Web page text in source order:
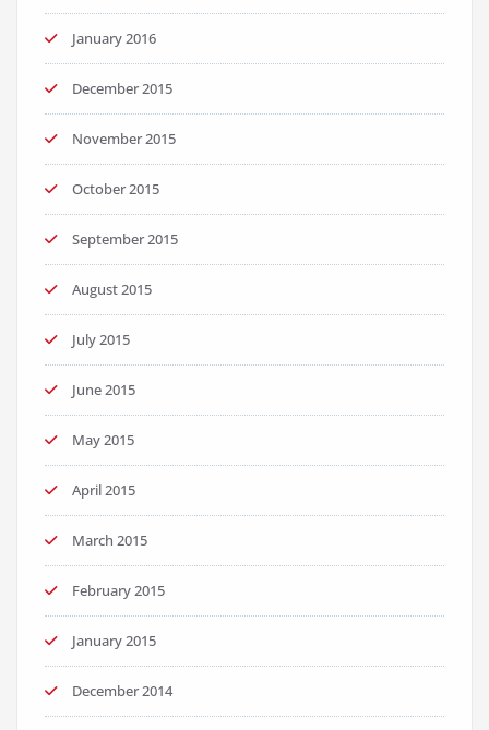
January 2016
December 2015
November 2015
October 2015
September 2015
August 2015
July 2015
June 2015
May 2015
April 2015
March 2015
February 2015
January 2015
December 2014